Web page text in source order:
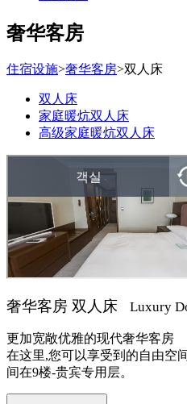
奢华客房
住宿设施>奢华客房>双人床
双人床
家庭暖炕双人床
高级家庭暖炕双人床
奢华客房 双人床 Luxury
更加宽敞优雅的现代奢华客房
在这里,您可以享受到的自由空
间在9楼-贵宾专用层。